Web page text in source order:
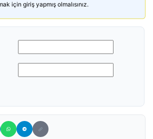
için giriş yapmış olmalısınız.